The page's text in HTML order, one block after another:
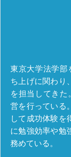
東京大学法学部
ち上げに関わり
を担当してきた
営を行っている
して成功体験を
に勉強効率や勉
務めている。